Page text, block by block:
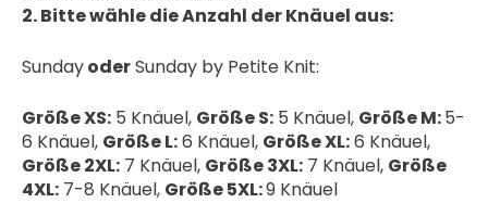
2. Bitte wähle die Anzahl der Knäuel aus:
SundayoderSunday by Petite Knit:
Größe XS: 5 Knäuel, Größe S: 5 Knäuel, Größe M:5-
6 Knäuel, Größe L:6 Knäuel, Größe XL:6 Knäuel,
Größe 2XL: 7 Knäuel, Größe 3XL: 7 Knäuel, Größe
4XL: 7-8 Knäuel, Größe 5XL:9 Knäuel